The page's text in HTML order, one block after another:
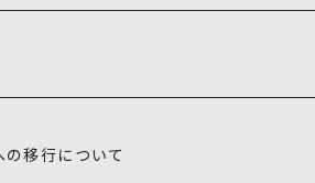
移行について